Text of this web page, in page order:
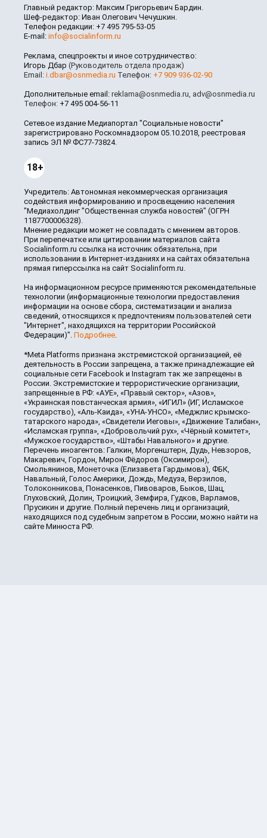
Главный редактор: Максим Григорьевич Бардин.
Шеф-редактор: Иван Олегович Чечушкин.
Телефон редакции: +7 495 795-53-05
E-mail: info@socialinform.ru
Реклама, спецпроекты и иное сотрудничество:
Игорь Дбар (Руководитель отдела продаж)
Email: i.dbar@osnmedia.ru Телефон: +7 909 936-02-90
Дополнительные email: reklama@osnmedia.ru, adv@osnmedia.ru
Телефон: +7 495 004-56-11
Сетевое издание Медиапортал "Социальные новости"
зарегистрировано Роскомнадзором 05.10.2018, реестровая
запись ЭЛ № ФС77-73824.
18+
Учредитель: Автономная некоммерческая организация
содействия информированию и просвещению населения
"Медиахолдинг "Общественная служба новостей" (ОГРН
1187700006328).
Мнение редакции может не совпадать с мнением авторов.
При перепечатке или цитировании материалов сайта
Socialinform.ru ссылка на источник обязательна, при
использовании в Интернет-изданиях и на сайтах обязательна
прямая гиперссылка на сайт Socialinform.ru.
На информационном ресурсе применяются рекомендательные
технологии (информационные технологии предоставления
информации на основе сбора, систематизации и анализа
сведений, относящихся к предпочтениям пользователей сети
"Интернет", находящихся на территории Российской
Федерации)". Подробнее.
*Meta Platforms признана экстремистской организацией, её
деятельность в России запрещена, а также принадлежащие ей
социальные сети Facebook и Instagram так же запрещены в
России. Экстремистские и террористические организации,
запрещенные в РФ: «АУЕ», «Правый сектор», «Азов»,
«Украинская повстанческая армия», «ИГИЛ» (ИГ, Исламское
государство), «Аль-Каида», «УНА-УНСО», «Меджлис крымско-
татарского народа», «Свидетели Иеговы», «Движение Талибан»,
«Исламская группа», «Добровольчий рух», «Чёрный комитет»,
«Мужское государство», «Штабы Навального» и другие.
Перечень иноагентов: Галкин, Моргенштерн, Дудь, Невзоров,
Макаревич, Гордон, Мирон Фёдоров (Оксимирон),
Смольянинов, Монеточка (Елизавета Гардымова), ФБК,
Навальный, Голос Америки, Дождь, Медуза, Верзилов,
Толоконникова, Понасенков, Пивоваров, Быков, Шац,
Глуховский, Долин, Троицкий, Земфира, Гудков, Варламов,
Прусикин и другие. Полный перечень лиц и организаций,
находящихся под судебным запретом в России, можно найти на
сайте Минюста РФ.